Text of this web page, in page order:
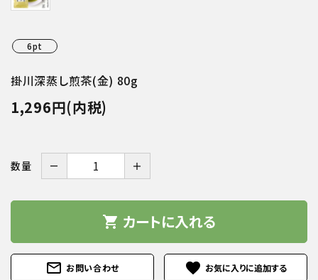
6pt
掛川深蒸し煎茶(金) 80g
1,296円(内税)
数量 － ＋
shopping_cart カートに入れる
mail_outline お問い合わせ favorite